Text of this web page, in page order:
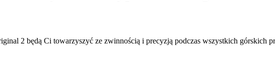
2 będą Ci towarzyszyć ze zwinnością i precyzją podczas wszystkich górskich